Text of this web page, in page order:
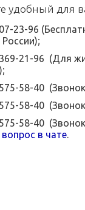
удобный для
23-96
21-96 (Для
58-40
58-40
58-40
в чате